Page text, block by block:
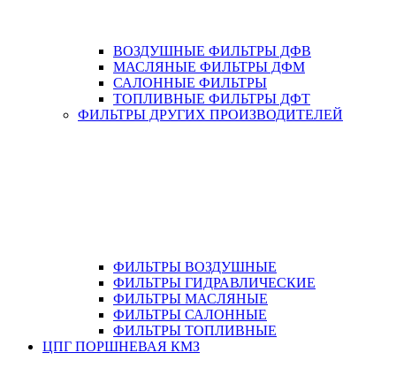
ВОЗДУШНЫЕ ФИЛЬТРЫ ДФВ
МАСЛЯНЫЕ ФИЛЬТРЫ ДФМ
САЛОННЫЕ ФИЛЬТРЫ
ТОПЛИВНЫЕ ФИЛЬТРЫ ДФТ
ФИЛЬТРЫ ДРУГИХ ПРОИЗВОДИТЕЛЕЙ
ФИЛЬТРЫ ВОЗДУШНЫЕ
ФИЛЬТРЫ ГИДРАВЛИЧЕСКИЕ
ФИЛЬТРЫ МАСЛЯНЫЕ
ФИЛЬТРЫ САЛОННЫЕ
ФИЛЬТРЫ ТОПЛИВНЫЕ
ЦПГ ПОРШНЕВАЯ КМЗ